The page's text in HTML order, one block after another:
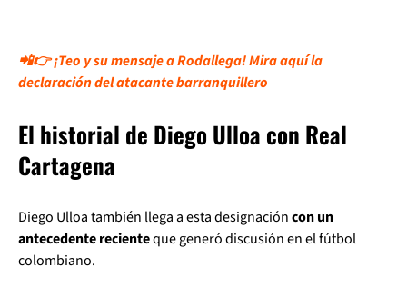
📲👉 ¡Teo y su mensaje a Rodallega! Mira aquí la
declaración del atacante barranquillero
El historial de Diego Ulloa con Real
Cartagena
Diego Ulloa también llega a esta designacióncon un
antecedente recienteque generó discusión en el fútbol
colombiano.